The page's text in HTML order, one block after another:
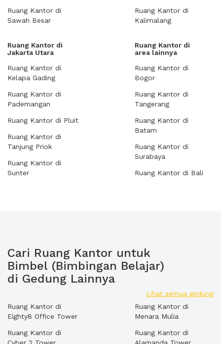
Ruang Kantor di
Sawah Besar
Ruang Kantor di
Kalimalang
Ruang Kantor di
Jakarta Utara
Ruang Kantor di
Kelapa Gading
Ruang Kantor di
Pademangan
Ruang Kantor di Pluit
Ruang Kantor di
Tanjung Priok
Ruang Kantor di
Sunter
Ruang Kantor di
area lainnya
Ruang Kantor di
Bogor
Ruang Kantor di
Tangerang
Ruang Kantor di
Batam
Ruang Kantor di
Surabaya
Ruang Kantor di Bali
Cari Ruang Kantor untuk
Bimbel (Bimbingan Belajar)
di Gedung Lainnya
Lihat semua gedung
Ruang Kantor di
Eighty8 Office Tower
Ruang Kantor di
Ruang Kantor di
Menara Mulia
Ruang Kantor di